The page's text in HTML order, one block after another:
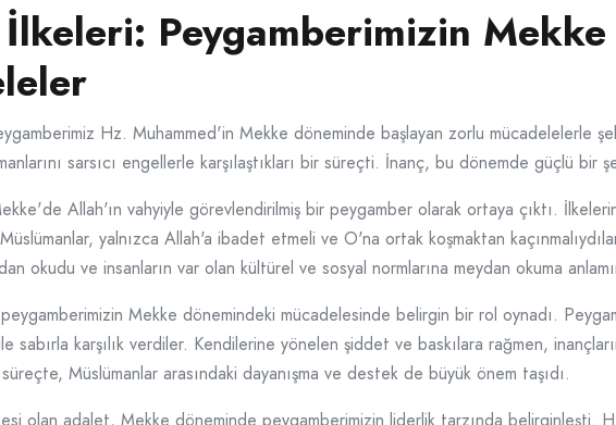
İlkeleri: Peygamberimizin
Hz. Muhammed'in Mekke döneminde başlayan zorlu mücadelelerle
sarsıcı engellerle karşılaştıkları bir süreçti. İnanç, bu dönemde güçlü
Allah'ın vahyiyle görevlendirilmiş bir peygamber olarak ortaya çıktı.
yalnızca Allah'a ibadet etmeli ve O'na ortak koşmaktan
okudu ve insanların var olan kültürel ve sosyal normlarına meydan okuma
Mekke dönemindeki mücadelesinde belirgin bir rol oynadı.
sabırla karşılık verdiler. Kendilerine yönelen şiddet ve baskılara rağmen,
Müslümanlar arasındaki dayanışma ve destek de büyük önem taşıdı.